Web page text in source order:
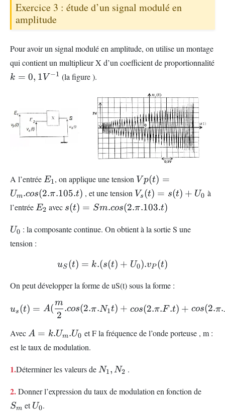
Exercice 3 : étude d’un signal modulé en
amplitude
Pour avoir un signal modulé en amplitude, on utilise un montage
qui contient un multiplieur X d’un coefficient de proportionnalité
k=0,1
k = 0, 1 V −1 (la figure ).
A l’entrée E_{1}
E1, on applique une tension V p(t) =
Um.cos(2.π.105.t) , et une tension V_{s}
(t)=s(t)
+U_{0}
Vs (t) = s(t) + U0 à
l’entrée E_{2}
E2 avec s(t)=Sm.cos(2.π.103.t)
s(t) = Sm.cos(2.π.103.t)
U_{0}
U0 : la composante continue. On obtient à la sortie S une
tension :
uS (t) = k.(s(t) + U0).vP (t)
On peut développer la forme de uS(t) sous la forme :
us (t) = A(
2
m
.cos(2.π.N1t) + cos(2.π.F.t) + cos(2.π.
Avec A=
k.U_{m}.U_{0}
A = k.Um.U0 et F la fréquence de l’onde porteuse , m :
est le taux de modulation.
1.Déterminer les valeurs de N_{1},N_{2}
N1, N2 .
2.Donner l’expression du taux de modulation en fonction de
Sm etU_{0}
U0.